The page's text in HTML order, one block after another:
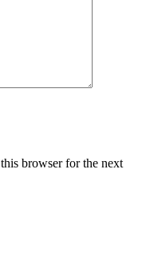
browser for the next